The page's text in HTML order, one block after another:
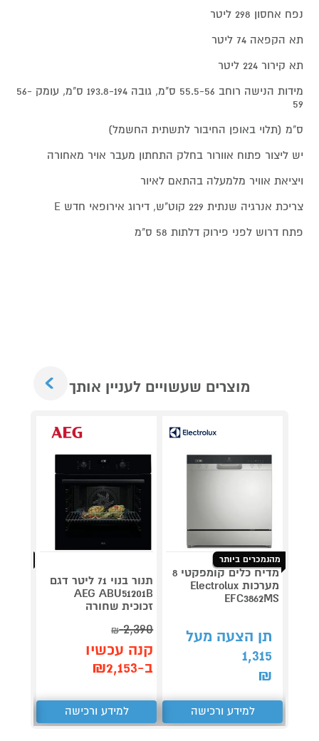
נפח אחסון 298 ליטר
תא הקפאה 74 ליטר
תא קירור 224 ליטר
מידות הנישה רוחב 55.5-56 ס"מ, גובה 193.8-194 ס"מ, עומק 56-
59
ס"מ (תלוי באופן החיבור לתשתית החשמל)
יש ליצור פתוח אוורור בחלק התחתון מעבר אויר מאחורה
ויציאת אוויר מלמעלה בהתאם לאיור
צריכת אנרגיה שנתית 229 קוט"ש, דירוג אירופאי חדש E
פתח דרוש לפני פירוק דלתות 58 ס"מ
מוצרים שעשויים לעניין אותך
מהנמכרים ביותר
מדיח כלים קומפקטי 8
מערכות Electrolux
EFC3862MS
תן הצעה מעל
1,315
₪
למידע ורכישה
תנור בנוי 71 ליטר דגם
AEG ABU51201B
זכוכית שחורה
2,390
₪
קנה עכשיו
ב-₪2,153
למידע ורכישה